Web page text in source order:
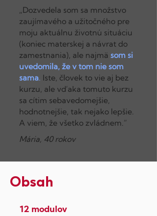
„Dozvedela som sa množstvo
zaujímavého a užitočného pre
moju aktuálnu životnú situáciu
(koniec materskej a návrat do
zamestnania), ale najmä som si
uvedomila, že v tom nie som
sama. Iste, človek to vie aj bez
kurzu, ale vďaka tomuto kurzu
sa cítim sebavedomejšie,
hodnotnejšie, tak nejako lepšie.
A viem, že všetko zvládnem.”
Mária, 40 rokov
Obsah
12 modulov